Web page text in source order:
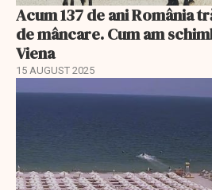
Acum 137 de ani România
de mâncare. Cum am
Viena
15 AUGUST 2025
EXCLUSIV